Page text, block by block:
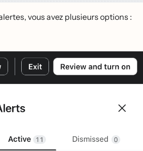
vous avez plusieurs options :